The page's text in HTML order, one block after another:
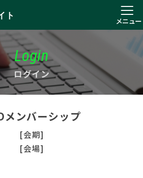
ト
メニュー
Login
ログイン
メンバーシップ
[会期]
[会場]